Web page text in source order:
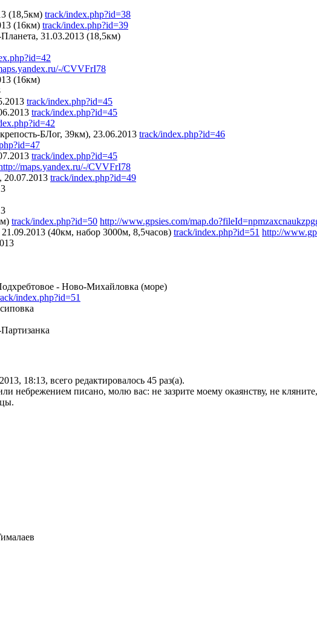
(18,5км) track/index.php?id=38
(16км) track/index.php?id=39
31.03.2013 (18,5км)
CVVFrI78
(16км)
track/index.php?id=45
track/index.php?id=45
БЛог, 39км), 23.06.2013 track/index.php?id=46
track/index.php?id=45
maps.yandex.ru/-/CVVFrI78
20.07.2013 track/index.php?id=49
track/index.php?id=50 http://www.gpsies.com/
(40км, набор 3000м, 8,5часов) track/index.php?id=51 http://
- Ново-Михайловка (море)
index.php?id=51
18:13, всего редактировалось 45 раз(а).
небрежением писано, молю вас: не зазрите моему окаянству, не